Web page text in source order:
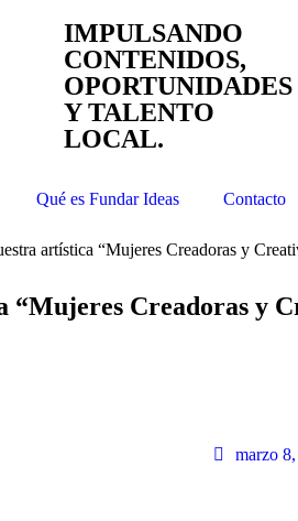
IMPULSANDO
CONTENIDOS,
OPORTUNIDADES
Y TALENTO
LOCAL.
Qué es Fundar Ideas Contacto
artística “Mujeres Creadoras y
“Mujeres Creadoras y
marzo